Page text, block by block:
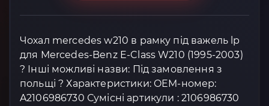
Чохал mercedes w210 в рамку під важель lp
для Mercedes-Benz E-Class W210 (1995-2003)
? Інші можливі назви: Під замовлення з
польщі ? Характеристики: OEM-номер:
A2106986730 Сумісні артикули : 2106986730